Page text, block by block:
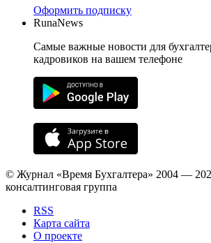
Оформить подписку
RunaNews
Самые важные новости для
кадровиков на вашем телефоне
© Журнал «Время Бухгалтера» 2004 —
консалтинговая группа
RSS
Карта сайта
О проекте